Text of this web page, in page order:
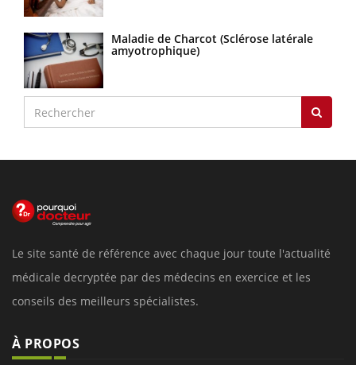
Maladie de Charcot (Sclérose latérale
amyotrophique)
Le site santé de référence avec chaque jour toute l'actualité
médicale decryptée par des médecins en exercice et les
conseils des meilleurs spécialistes.
À PROPOS